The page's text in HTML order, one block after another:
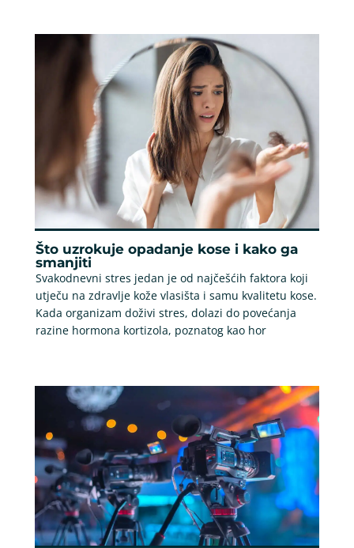
Što uzrokuje opadanje kose i kako ga
smanjiti
Svakodnevni stres jedan je od najčešćih faktora koji
utječu na zdravlje kože vlasišta i samu kvalitetu kose.
Kada organizam doživi stres, dolazi do povećanja
razine hormona kortizola, poznatog kao hor